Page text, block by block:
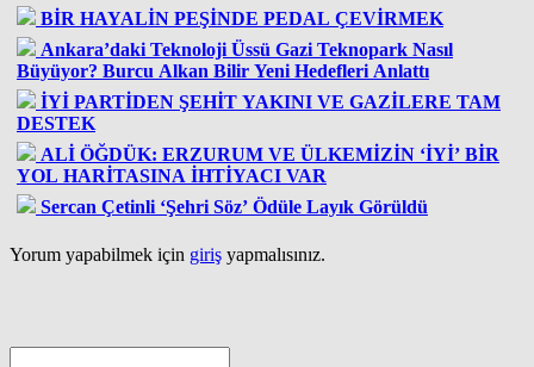
BİR HAYALİN PEŞİNDE PEDAL ÇEVİRMEK
Ankara’daki Teknoloji Üssü Gazi Teknopark Nasıl
Büyüyor? Burcu Alkan Bilir Yeni Hedefleri Anlattı
İYİ PARTİDEN ŞEHİT YAKINI VE GAZİLERE TAM
DESTEK
ALİ ÖĞDÜK: ERZURUM VE ÜLKEMİZİN ‘İYİ’ BİR
YOL HARİTASINA İHTİYACI VAR
Sercan Çetinli ‘Şehri Söz’ Ödüle Layık Görüldü
Yorum yapabilmek için giriş yapmalısınız.